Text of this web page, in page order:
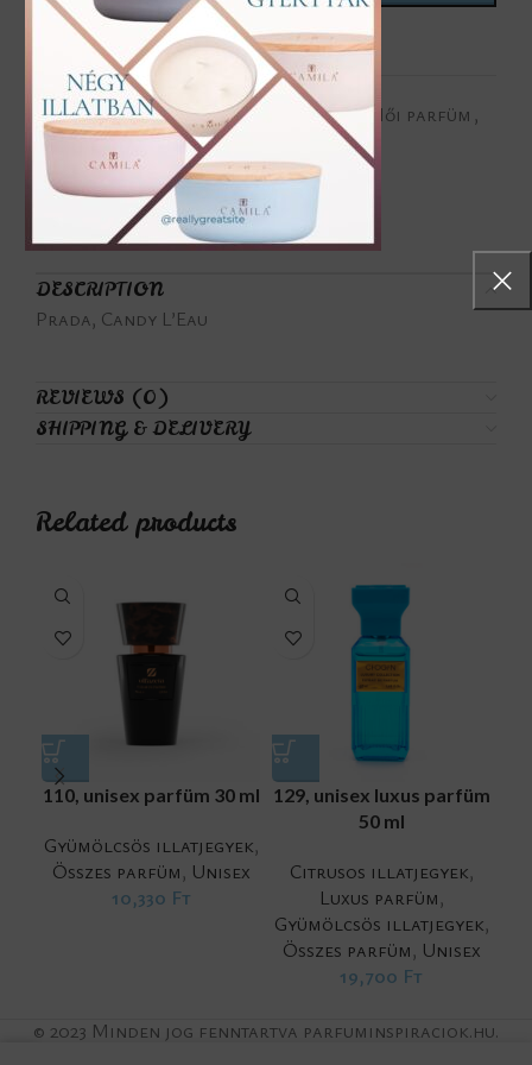
Add to wishlist
Categories:Gourmand illatjegyek, Női parfüm ,
Összes parfüm
Tags:Candy L'Eau,
Share:
DESCRIPTION
Prada, Candy L’Eau
REVIEWS (0)
SHIPPING & DELIVERY
Related products
110, unisex parfüm 30 ml
Gyümölcsös illatjegyek,
Összes parfüm, Unisex
10,330 Ft
129, unisex luxus parfüm
50 ml
Citrusos illatjegyek,
Luxus parfüm,
Gyümölcsös illatjegyek,
Összes parfüm, Unisex
19,700 Ft
© 2023 Minden jog fenntartva parfuminspiraciok.hu.